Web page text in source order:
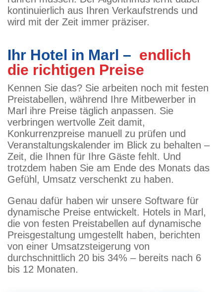
kontinuierlich aus Ihren Verkaufstrends und
wird mit der Zeit immer präziser.
Ihr Hotel in Marl – endlich
die richtigen Preise
Kennen Sie das? Sie arbeiten noch mit festen
Preistabellen, während Ihre Mitbewerber in
Marl ihre Preise täglich anpassen. Sie
verbringen wertvolle Zeit damit,
Konkurrenzpreise manuell zu prüfen und
Veranstaltungskalender im Blick zu behalten –
Zeit, die Ihnen für Ihre Gäste fehlt. Und
trotzdem haben Sie am Ende des Monats das
Gefühl, Umsatz verschenkt zu haben.
Genau dafür haben wir unsere Software für
dynamische Preise entwickelt. Hotels in Marl,
die von festen Preistabellen auf dynamische
Preisgestaltung umgestellt haben, berichten
von einer Umsatzsteigerung von
durchschnittlich 20 bis 34% – bereits nach 6
bis 12 Monaten.